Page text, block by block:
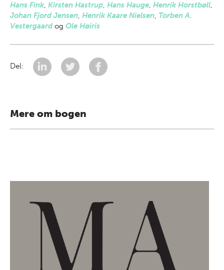
Hans Fink, Kirsten Hastrup, Hans Hauge, Henrik Horstbøll,
Johan Fjord Jensen, Henrik Kaare Nielsen, Torben A.
Vestergaardog Ole Høiris
Del:
Mere om bogen